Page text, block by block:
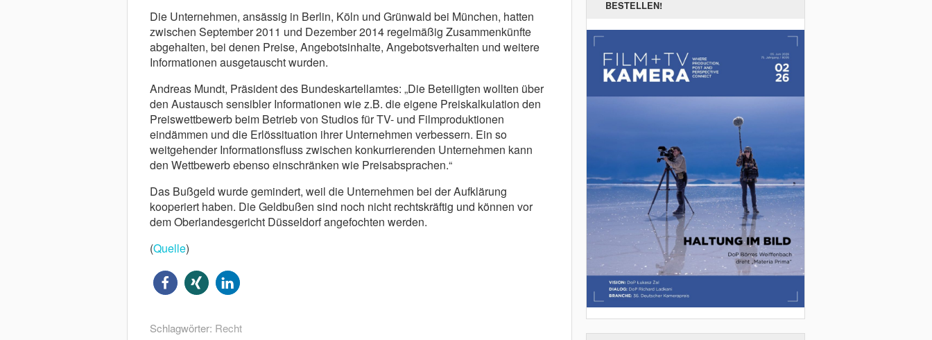
Die Unternehmen, ansässig in Berlin, Köln und Grünwald bei München, hatten
zwischen September 2011 und Dezember 2014 regelmäßig Zusammenkünfte
abgehalten, bei denen Preise, Angebotsinhalte, Angebotsverhalten und weitere
Informationen ausgetauscht wurden.
Andreas Mundt, Präsident des Bundeskartellamtes: „Die Beteiligten wollten über
den Austausch sensibler Informationen wie z.B. die eigene Preiskalkulation den
Preiswettbewerb beim Betrieb von Studios für TV- und Filmproduktionen
eindämmen und die Erlössituation ihrer Unternehmen verbessern. Ein so
weitgehender Informationsfluss zwischen konkurrierenden Unternehmen kann
den Wettbewerb ebenso einschränken wie Preisabsprachen.“
Das Bußgeld wurde gemindert, weil die Unternehmen bei der Aufklärung
kooperiert haben. Die Geldbußen sind noch nicht rechtskräftig und können vor
dem Oberlandesgericht Düsseldorf angefochten werden.
(Quelle)
Schlagwörter: Recht
BESTELLEN!